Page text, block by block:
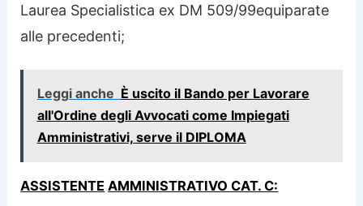
Laurea Specialistica ex DM 509/99equiparate
alle precedenti;
Leggi anche È uscito il Bando per Lavorare
all'Ordine degli Avvocati come Impiegati
Amministrativi, serve il DIPLOMA
ASSISTENTE AMMINISTRATIVO CAT. C: